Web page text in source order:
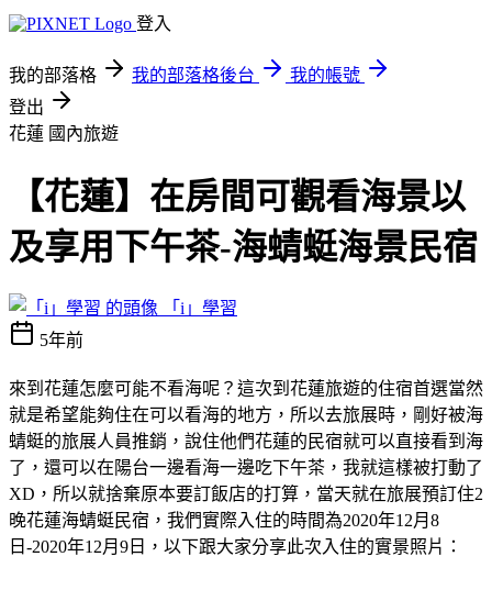
登入
我的部落格 我的部落格後台
我的帳號
登出
花蓮 國內旅遊
【花蓮】在房間可觀看海景以
及享用下午茶-海蜻蜓海景民宿
「i」學習
5年前
來到花蓮怎麼可能不看海呢？這次到花蓮旅遊的住宿首選當然
就是希望能夠住在可以看海的地方，所以去旅展時，剛好被海
蜻蜓的旅展人員推銷，說住他們花蓮的民宿就可以直接看到海
了，還可以在陽台一邊看海一邊吃下午茶，我就這樣被打動了
XD，所以就捨棄原本要訂飯店的打算，當天就在旅展預訂住2
晚花蓮海蜻蜓民宿，我們實際入住的時間為2020年12月8
日-2020年12月9日，以下跟大家分享此次入住的實景照片：